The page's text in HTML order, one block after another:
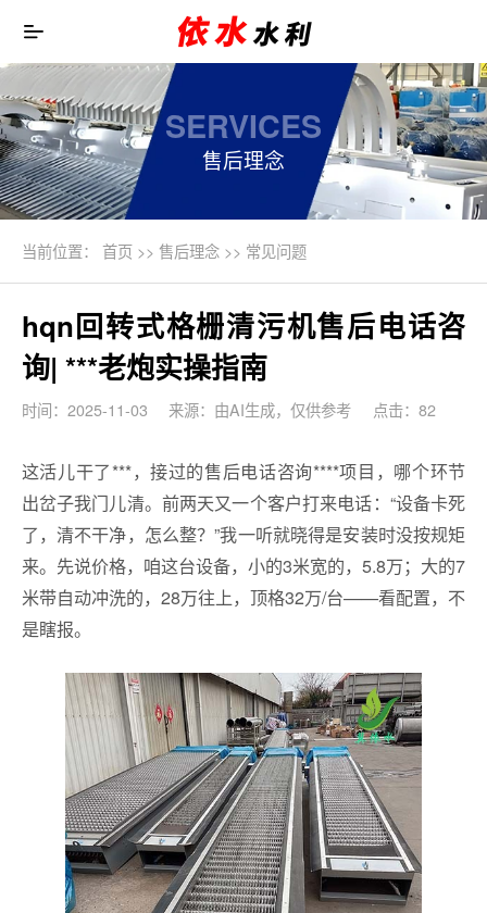
SERVICES
售后理念
当前位置： 首页>> 售后理念>> 常见问题
hqn回转式格栅清污机售后电话咨
询| ***老炮实操指南
时间：2025-11-03 来源：由AI生成，仅供参考 点击：82
这活儿干了***，接过的售后电话咨询****项目，哪个环节
出岔子我门儿清。前两天又一个客户打来电话：“设备卡死
了，清不干净，怎么整？”我一听就晓得是安装时没按规矩
来。先说价格，咱这台设备，小的3米宽的，5.8万；大的7
米带自动冲洗的，28万往上，顶格32万/台——看配置，不
是瞎报。